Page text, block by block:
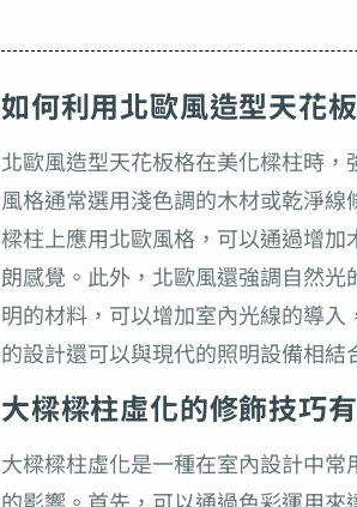
如何利用北歐風造型天花
北歐風造型天花板格在美化樑柱時
風格通常選用淺色調的木材或乾淨
樑柱上應用北歐風格，可以通過增
朗感覺。此外，北歐風還強調自然
明的材料，可以增加室內光線的導
的設計還可以與現代的照明設備相結
大樑樑柱虛化的修飾技巧
大樑樑柱虛化是一種在室內設計中